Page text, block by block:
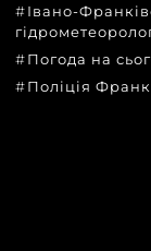
Івано-
Погода на
Поліція